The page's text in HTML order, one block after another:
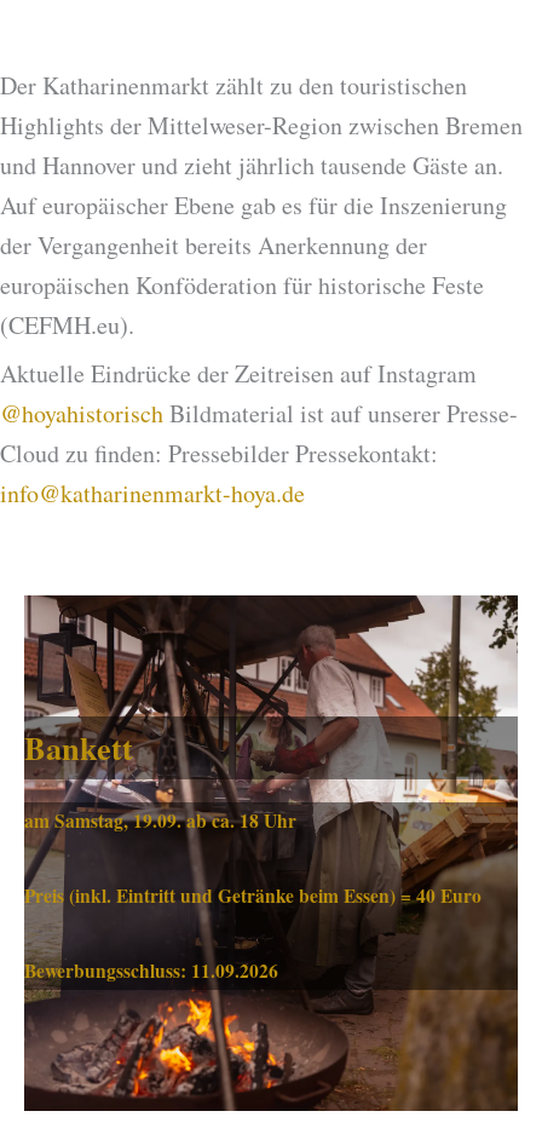
Der Katharinenmarkt zählt zu den touristischen
Highlights der Mittelweser-Region zwischen Bremen
und Hannover und zieht jährlich tausende Gäste an.
Auf europäischer Ebene gab es für die Inszenierung
der Vergangenheit bereits Anerkennung der
europäischen Konföderation für historische Feste
(CEFMH.eu).
Aktuelle Eindrücke der Zeitreisen auf Instagram
@hoyahistorischBildmaterial ist auf unserer Presse-
Cloud zu finden: Pressebilder Pressekontakt:
info@katharinenmarkt-hoya.de
Bankett
am Samstag, 19.09.ab ca. 18 Uhr
Preis (inkl. Eintritt und Getränke beim Essen) = 40 Euro
Bewerbungsschluss: 11.09.2026